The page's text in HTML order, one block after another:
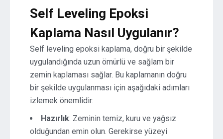
Self Leveling Epoksi
Kaplama Nasıl Uygulanır?
Self leveling epoksi kaplama, doğru bir şekilde
uygulandığında uzun ömürlü ve sağlam bir
zemin kaplaması sağlar. Bu kaplamanın doğru
bir şekilde uygulanması için aşağıdaki adımları
izlemek önemlidir:
Hazırlık: Zeminin temiz, kuru ve yağsız
olduğundan emin olun. Gerekirse yüzeyi